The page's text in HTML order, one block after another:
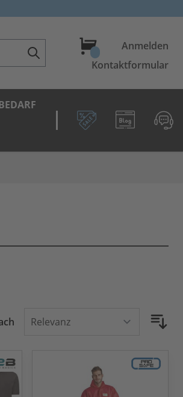
WarenkorbAnmelden
Kontaktformular